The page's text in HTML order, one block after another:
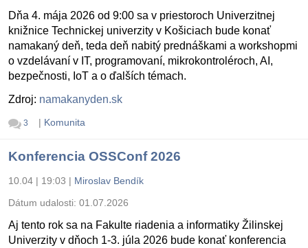
Dňa 4. mája 2026 od 9:00 sa v priestoroch Univerzitnej
knižnice Technickej univerzity v Košiciach bude konať
namakaný deň, teda deň nabitý prednáškami a workshopmi
o vzdelávaní v IT, programovaní, mikrokontroléroch, AI,
bezpečnosti, IoT a o ďalších témach.
Zdroj: namakanyden.sk
3 | Komunita
Konferencia OSSConf 2026
10.04 | 19:03 | Miroslav Bendík
Dátum udalosti: 01.07.2026
Aj tento rok sa na Fakulte riadenia a informatiky Žilinskej
Univerzity v dňoch 1-3. júla 2026 bude konať konferencia